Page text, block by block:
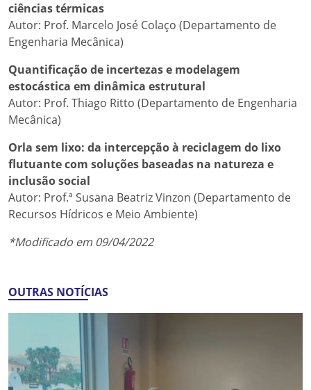
ciências térmicas
Autor: Prof. Marcelo José Colaço (Departamento de
Engenharia Mecânica)
Quantificação de incertezas e modelagem
estocástica em dinâmica estrutural
Autor: Prof. Thiago Ritto (Departamento de Engenharia
Mecânica)
Orla sem lixo: da intercepção à reciclagem do lixo
flutuante com soluções baseadas na natureza e
inclusão social
Autor: Prof.ª Susana Beatriz Vinzon (Departamento de
Recursos Hídricos e Meio Ambiente)
*Modificado em 09/04/2022
OUTRAS NOTÍCIAS